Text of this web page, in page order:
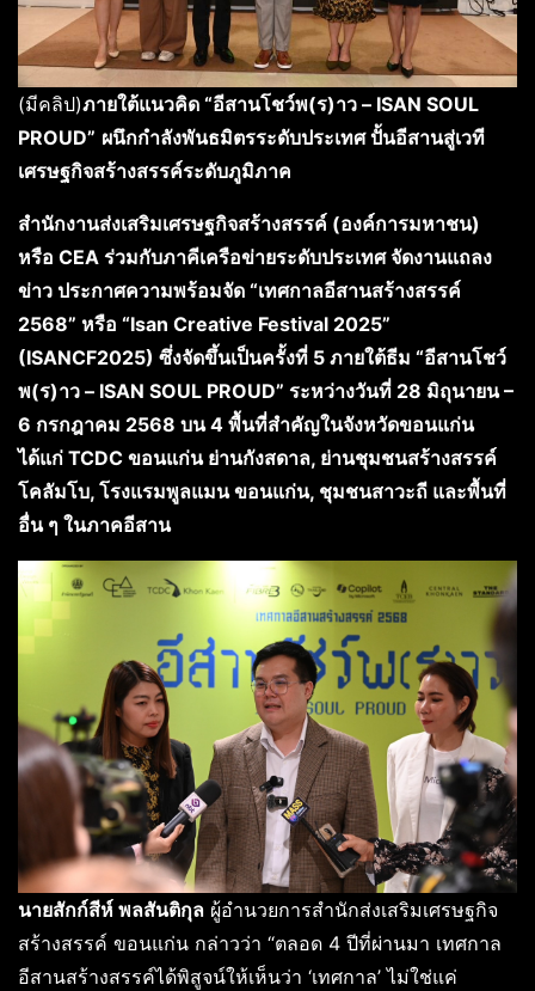
(มีคลิป)ภายใต้แนวคิด “อีสานโชว์พ(ร)าว – ISAN SOUL
PROUD” ผนึกกำลังพันธมิตรระดับประเทศ ปั้นอีสานสู่เวที
เศรษฐกิจสร้างสรรค์ระดับภูมิภาค
สำนักงานส่งเสริมเศรษฐกิจสร้างสรรค์ (องค์การมหาชน)
หรือ CEA ร่วมกับภาคีเครือข่ายระดับประเทศ จัดงานแถลง
ข่าว ประกาศความพร้อมจัด “เทศกาลอีสานสร้างสรรค์
2568” หรือ “Isan Creative Festival 2025”
(ISANCF2025) ซึ่งจัดขึ้นเป็นครั้งที่ 5 ภายใต้ธีม “อีสานโชว์
พ(ร)าว – ISAN SOUL PROUD” ระหว่างวันที่ 28 มิถุนายน –
6 กรกฎาคม 2568 บน 4 พื้นที่สำคัญในจังหวัดขอนแก่น
ได้แก่ TCDC ขอนแก่น ย่านกังสดาล, ย่านชุมชนสร้างสรรค์
โคลัมโบ, โรงแรมพูลแมน ขอนแก่น, ชุมชนสาวะถี และพื้นที่
อื่น ๆ ในภาคอีสาน
นายสักก์สีห์ พลสันติกุล ผู้อำนวยการสำนักส่งเสริมเศรษฐกิจ
สร้างสรรค์ ขอนแก่น กล่าวว่า “ตลอด 4 ปีที่ผ่านมา เทศกาล
อีสานสร้างสรรค์ได้พิสูจน์ให้เห็นว่า ‘เทศกาล’ ไม่ใช่แค่